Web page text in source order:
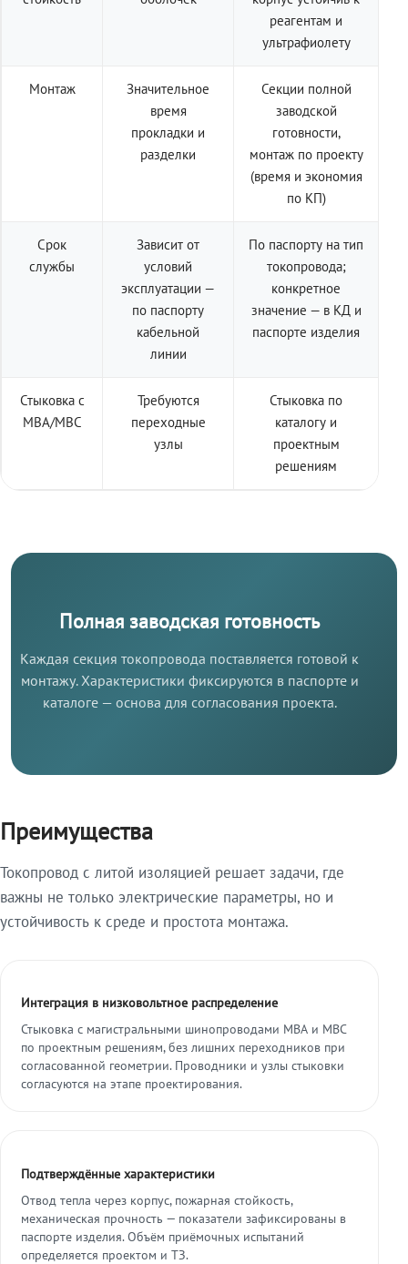
реагентам и
ультрафиолету
Монтаж
Значительное
время
прокладки и
разделки
Секции полной
заводской
готовности,
монтаж по проекту
(время и экономия
по КП)
Срок
службы
Зависит от
условий
эксплуатации —
по паспорту
кабельной
линии
По паспорту на тип
токопровода;
конкретное
значение — в КД и
паспорте изделия
Стыковка с
МВА/МВС
Требуются
переходные
узлы
Стыковка по
каталогу и
проектным
решениям
Полная заводская готовность
Каждая секция токопровода поставляется готовой к
монтажу. Характеристики фиксируются в паспорте и
каталоге — основа для согласования проекта.
Преимущества
Токопровод с литой изоляцией решает задачи, где
важны не только электрические параметры, но и
устойчивость к среде и простота монтажа.
Интеграция в низковольтное распределение
Стыковка с магистральными шинопроводами МВА и МВС
по проектным решениям, без лишних переходников при
согласованной геометрии. Проводники и узлы стыковки
согласуются на этапе проектирования.
Подтверждённые характеристики
Отвод тепла через корпус, пожарная стойкость,
механическая прочность — показатели зафиксированы в
паспорте изделия. Объём приёмочных испытаний
определяется проектом и ТЗ.